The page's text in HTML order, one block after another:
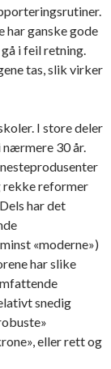
har ganske gode
i feil retning.
tas, slik virker
I store deler
30 år.
rekke reformer
har det
«moderne»)
har slike
snedig
eller rett og